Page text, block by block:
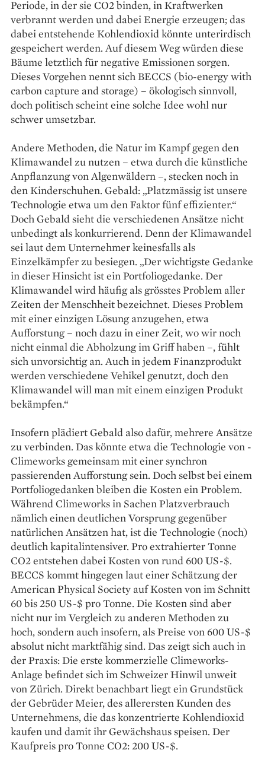
Periode, in der sie CO2 binden, in Kraftwerken
verbrannt werden und dabei Energie erzeugen; das
dabei entstehende ­Kohlendioxid könnte unterirdisch
gespeichert werden. Auf diesem Weg würden diese
Bäume letztlich für negative Emissionen sorgen.
Dieses Vorgehen nennt sich BECCS (bio-energy with
carbon capture and storage) – ökologisch sinnvoll,
doch politisch scheint eine solche Idee wohl nur
schwer umsetzbar.
Andere Methoden, die Natur im Kampf gegen den
Klimawandel zu ­nutzen – etwa durch die künstliche
Anpflanzung von Algenwäldern –, ­stecken noch in
den Kinderschuhen. Gebald: „Platzmässig ist unsere
Technologie etwa um den Faktor fünf effi­zienter.“
Doch Gebald sieht die verschiedenen Ansätze nicht
unbedingt als konkurrierend. Denn der Klimawandel
sei laut dem Unternehmer keinesfalls als
Einzelkämpfer zu besiegen. „Der wichtigste Gedanke
in dieser Hinsicht ist ein Portfoliogedanke. Der
Klimawandel wird häufig als grösstes Problem aller
Zeiten der Menschheit bezeichnet. Dieses Problem
mit einer einzigen ­Lösung anzugehen, etwa
Aufforstung – noch dazu in einer Zeit, wo wir noch
nicht einmal die Abholzung im Griff haben –, fühlt
sich unvorsichtig an. Auch in jedem Finanzprodukt
werden verschiedene Vehikel genutzt, doch den
Klimawandel will man mit einem einzigen Produkt
bekämpfen.“
Insofern plädiert Gebald also dafür, mehrere Ansätze
zu verbinden. Das könnte etwa die Technologie von ­
Climeworks gemeinsam mit einer synchron
passierenden Aufforstung sein. Doch selbst bei einem
Portfoliogedanken bleiben die Kosten ein Pro­blem.
Während Climeworks in Sachen Platzverbrauch
nämlich einen deutlichen Vorsprung gegenüber
natürlichen Ansätzen hat, ist die Technologie (noch)
deutlich kapitalintensiver. Pro extrahierter Tonne
CO2 entstehen dabei Kosten von rund 600 US-$.
BECCS kommt hingegen laut einer Schätzung der
American Physical Society auf Kosten von im Schnitt
60 bis 250 US-$ pro Tonne. Die Kosten sind aber
nicht nur im Vergleich zu anderen Methoden zu
hoch, sondern auch insofern, als Preise von 600 US-$
absolut nicht marktfähig sind. Das zeigt sich auch in
der Praxis: Die erste kommerzielle Climeworks-
Anlage befindet sich im Schweizer Hinwil unweit
von Zürich. Direkt benachbart liegt ein Grundstück
der Gebrüder Meier, des allerersten Kunden des
Unternehmens, die das konzentrierte Kohlendioxid
kaufen und damit ihr Gewächshaus speisen. Der
Kaufpreis pro Tonne CO2: 200 US-$.